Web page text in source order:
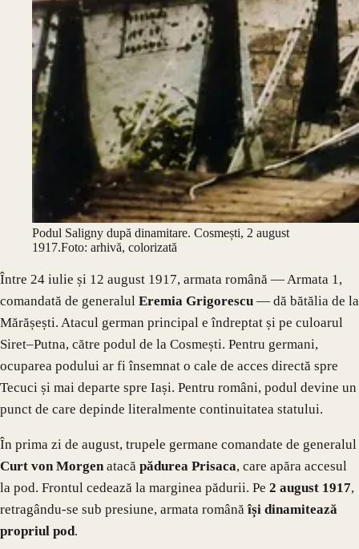
Podul Saligny după dinamitare. Cosmești, 2 august
1917.Foto: arhivă, colorizată
Între 24 iulie și 12 august 1917, armata română — Armata 1,
comandată de generalul Eremia Grigorescu — dă bătălia de la
Mărășești. Atacul german principal e îndreptat și pe culoarul
Siret–Putna, către podul de la Cosmești. Pentru germani,
ocuparea podului ar fi însemnat o cale de acces directă spre
Tecuci și mai departe spre Iași. Pentru români, podul devine un
punct de care depinde literalmente continuitatea statului.
În prima zi de august, trupele germane comandate de generalul
Curt von Morgenatacă pădurea Prisaca, care apăra accesul
la pod. Frontul cedează la marginea pădurii. Pe 2 august 1917,
retragându-se sub presiune, armata românăîși dinamitează
propriul pod.